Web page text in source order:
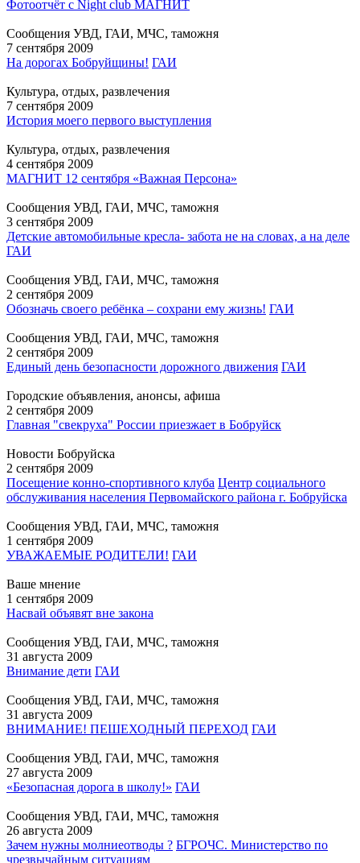
Фотоотчёт с Night club МАГНИТ
Сообщения УВД, ГАИ, МЧС, таможня
7 сентября 2009
На дорогах Бобруйщины! ГАИ
Культура, отдых, развлечения
7 сентября 2009
История моего первого выступления
Культура, отдых, развлечения
4 сентября 2009
МАГНИТ 12 сентября «Важная Персона»
Сообщения УВД, ГАИ, МЧС, таможня
3 сентября 2009
Детские автомобильные кресла- забота не на словах, а на делe
ГАИ
Сообщения УВД, ГАИ, МЧС, таможня
2 сентября 2009
Обозначь своего ребёнка – сохрани ему жизнь! ГАИ
Сообщения УВД, ГАИ, МЧС, таможня
2 сентября 2009
Единый день безопасности дорожного движения ГАИ
Городские объявления, анонсы, афиша
2 сентября 2009
Главная "свекруха" России приезжает в Бобруйск
Новости Бобруйска
2 сентября 2009
Посещение конно-спортивного клуба Центр социального
обслуживания населения Первомайского района г. Бобруйска
Сообщения УВД, ГАИ, МЧС, таможня
1 сентября 2009
УВАЖАЕМЫЕ РОДИТЕЛИ! ГАИ
Ваше мнение
1 сентября 2009
Насвай объявят вне закона
Сообщения УВД, ГАИ, МЧС, таможня
31 августа 2009
Внимание дети ГАИ
Сообщения УВД, ГАИ, МЧС, таможня
31 августа 2009
ВНИМАНИЕ! ПЕШЕХОДНЫЙ ПЕРЕХОД ГАИ
Сообщения УВД, ГАИ, МЧС, таможня
27 августа 2009
«Безопасная дорога в школу!» ГАИ
Сообщения УВД, ГАИ, МЧС, таможня
26 августа 2009
Зачем нужны молниеотводы ? БГРОЧС. Министерство по
чрезвычайным ситуациям